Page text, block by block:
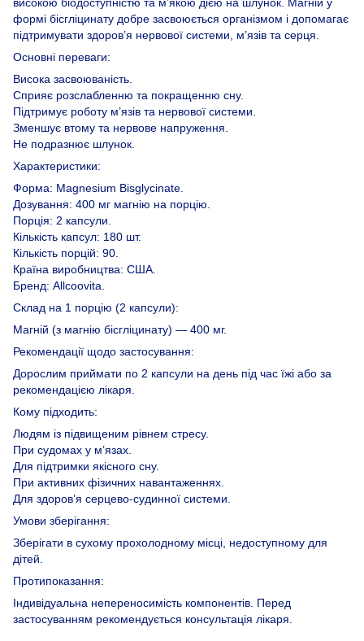
формі бісгліцинату добре засвоюється організмом і допомагає
підтримувати здоров’я нервової системи, м’язів та серця.
Основні переваги:
Висока засвоюваність.
Сприяє розслабленню та покращенню сну.
Підтримує роботу м’язів та нервової системи.
Зменшує втому та нервове напруження.
Не подразнює шлунок.
Характеристики:
Форма: Magnesium Bisglycinate.
Дозування: 400 мг магнію на порцію.
Порція: 2 капсули.
Кількість капсул: 180 шт.
Кількість порцій: 90.
Країна виробництва: США.
Бренд: Allcoovita.
Склад на 1 порцію (2 капсули):
Магній (з магнію бісгліцинату) — 400 мг.
Рекомендації щодо застосування:
Дорослим приймати по 2 капсули на день під час їжі або за
рекомендацією лікаря.
Кому підходить:
Людям із підвищеним рівнем стресу.
При судомах у м’язах.
Для підтримки якісного сну.
При активних фізичних навантаженнях.
Для здоров’я серцево-судинної системи.
Умови зберігання:
Зберігати в сухому прохолодному місці, недоступному для
дітей.
Протипоказання:
Індивідуальна непереносимість компонентів. Перед
застосуванням рекомендується консультація лікаря.